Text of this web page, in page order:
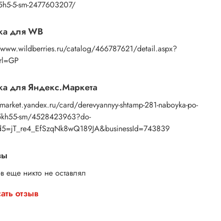
5-sm-2477603207/
для WB
catalog/466787621/detail.aspx?
для Яндекс.Маркета
card/derevyannyy-shtamp-281-naboyka-po-
sm/4528423963?do-
еще никто не оставлял
отзыв